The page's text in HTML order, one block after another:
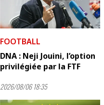
FOOTBALL
DNA : Neji Jouini, l’option
privilégiée par la FTF
2026/08/06 18:35